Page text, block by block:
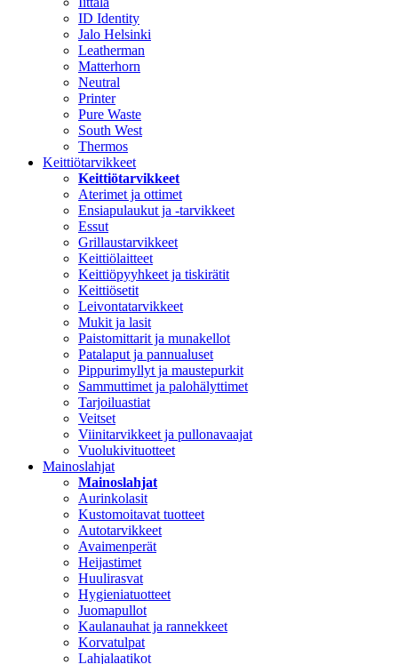
ID Identity
Jalo Helsinki
Leatherman
Matterhorn
Neutral
Printer
Pure Waste
South West
Thermos
Keittiötarvikkeet
Keittiötarvikkeet
Aterimet ja ottimet
Ensiapulaukut ja -tarvikkeet
Essut
Grillaustarvikkeet
Keittiölaitteet
Keittiöpyyhkeet ja tiskirätit
Keittiösetit
Leivontatarvikkeet
Mukit ja lasit
Paistomittarit ja munakellot
Patalaput ja pannualuset
Pippurimyllyt ja maustepurkit
Sammuttimet ja palohälyttimet
Tarjoiluastiat
Veitset
Viinitarvikkeet ja pullonavaajat
Vuolukivituotteet
Mainoslahjat
Mainoslahjat
Aurinkolasit
Kustomoitavat tuotteet
Autotarvikkeet
Avaimenperät
Heijastimet
Huulirasvat
Hygieniatuotteet
Juomapullot
Kaulanauhat ja rannekkeet
Korvatulpat
Lahjalaatikot